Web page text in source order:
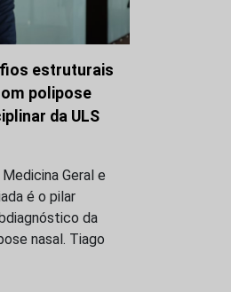
estruturais
polipose
da ULS
Geral e
é o pilar
da
nasal. Tiago